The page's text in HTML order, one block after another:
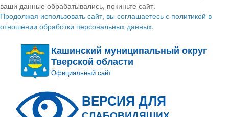
ваши данные обрабатывались, покиньте сайт.
Продолжая использовать сайт, вы соглашаетесь с политикой в
отношении обработки персональных данных.